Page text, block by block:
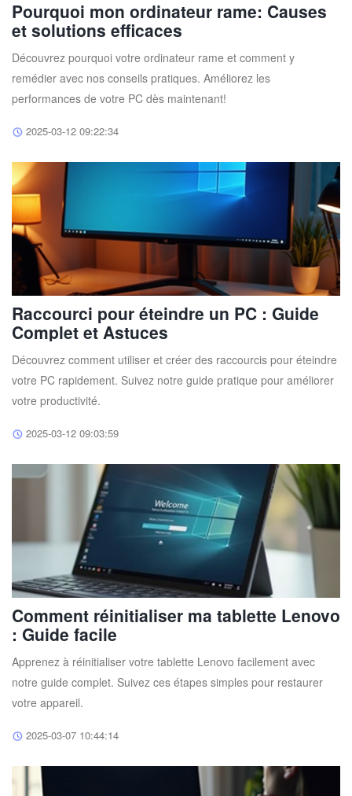
Pourquoi mon ordinateur rame: Causes
et solutions efficaces
Découvrez pourquoi votre ordinateur rame et comment y
remédier avec nos conseils pratiques. Améliorez les
performances de votre PC dès maintenant!
2025-03-12 09:22:34
Raccourci pour éteindre un PC : Guide
Complet et Astuces
Découvrez comment utiliser et créer des raccourcis pour éteindre
votre PC rapidement. Suivez notre guide pratique pour améliorer
votre productivité.
2025-03-12 09:03:59
Comment réinitialiser ma tablette Lenovo
: Guide facile
Apprenez à réinitialiser votre tablette Lenovo facilement avec
notre guide complet. Suivez ces étapes simples pour restaurer
votre appareil.
2025-03-07 10:44:14